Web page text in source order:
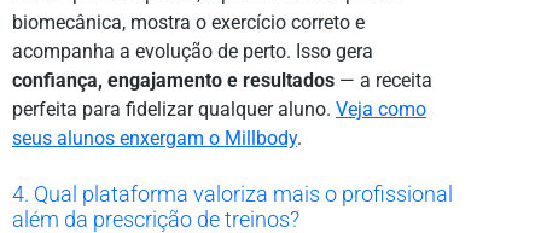
biomecânica, mostra o exercício correto e
acompanha a evolução de perto. Isso gera
confiança, engajamento e resultados — a receita
perfeita para fidelizar qualquer aluno. Veja como
seus alunos enxergam o Millbody.
4. Qual plataforma valoriza mais o profissional
além da prescrição de treinos?